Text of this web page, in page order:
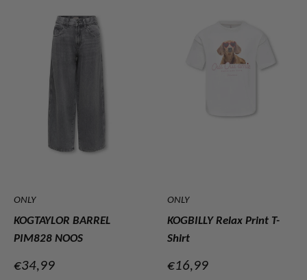
ONLY
KOGTAYLOR BARREL
PIM828 NOOS
Verkoopprijs
€34,99
ONLY
KOGBILLY Relax Print T-
Shirt
Verkoopprijs
€16,99